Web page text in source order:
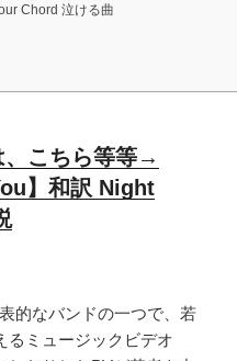
Chord 泣ける曲
、こちら等等→
】和訳 Night
的なバンドの一つで、若
るミュージックビデオ